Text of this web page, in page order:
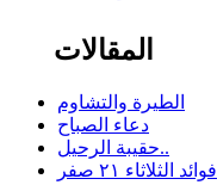
المقالات
الطيرة والتشاوم
دعاء الصباح
حقيبة الرحيل..
فوائد الثلاثاء ٢١ صفر